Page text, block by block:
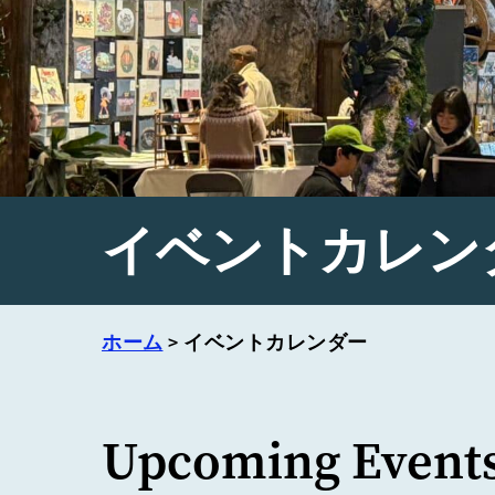
イベントカレ
ホーム > イベントカレンダー
Upcoming